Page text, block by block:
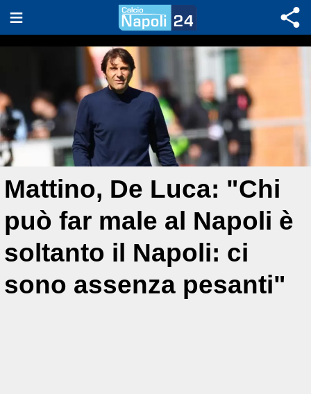
Mattino, De Luca: "Chi
può far male al Napoli è
soltanto il Napoli: ci
sono assenza pesanti"